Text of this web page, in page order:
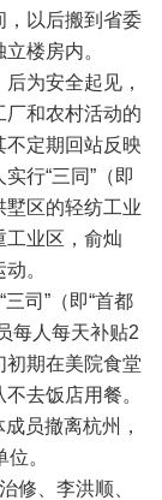
，以后搬到省委
楼房内。
为安全起见，
厂和农村活动的
不定期回站反映
行“三同”（即
墅区的轻纺工业
工业区，俞灿
。
司”（即“首都
每人每天补贴2
初期在美院食堂
去饭店用餐。
员撤离杭州，
。
修、李洪顺、